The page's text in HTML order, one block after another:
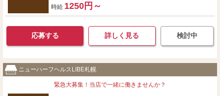
時給 1250円～
応募する 詳しく見る 検討中
ニューハーフヘルスLIBE札幌
緊急大募集！当店で一緒に働きませんか？